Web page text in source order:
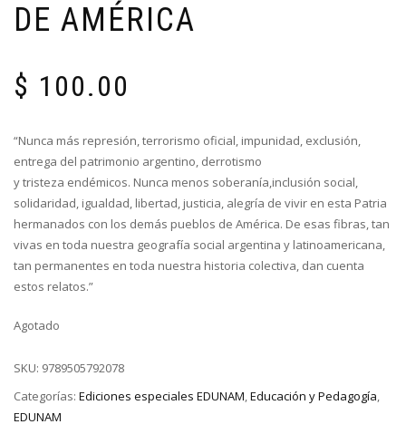
DE AMÉRICA
$ 100.00
“Nunca más represión, terrorismo oficial, impunidad, exclusión,
entrega del patrimonio argentino, derrotismo
y tristeza endémicos. Nunca menos soberanía,inclusión social,
solidaridad, igualdad, libertad, justicia, alegría de vivir en esta Patria
hermanados con los demás pueblos de América. De esas fibras, tan
vivas en toda nuestra geografía social argentina y latinoamericana,
tan permanentes en toda nuestra historia colectiva, dan cuenta
estos relatos.”
Agotado
SKU: 9789505792078
Categorías: Ediciones especiales EDUNAM,Educación y Pedagogía,
EDUNAM